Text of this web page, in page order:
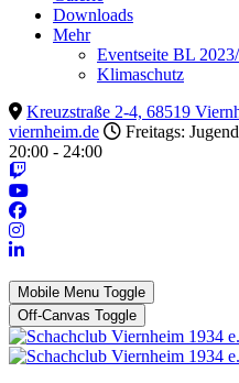
Downloads
Mehr
Eventseite BL
Klimaschutz
Kreuzstraße 2-4, 68519
viernheim.de
Freitags:
20:00 - 24:00
Mobile Menu Toggle
Off-Canvas Toggle